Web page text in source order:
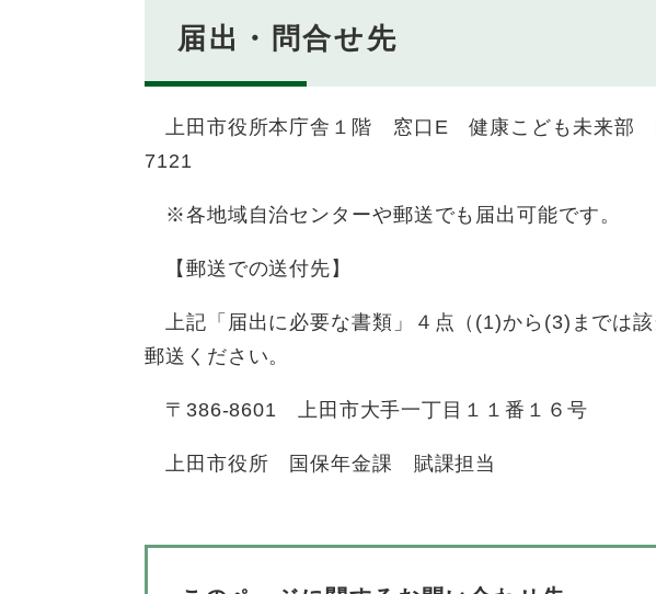
届出・問合せ先
上田市役所本庁舎１階 窓口E 健康こども未来部
7121
※各地域自治センターや郵送でも届出可能です。
【郵送での送付先】
上記「届出に必要な書類」４点（(1)から(3)までは
郵送ください。
〒386-8601 上田市大手一丁目１１番１６号
上田市役所 国保年金課 賦課担当